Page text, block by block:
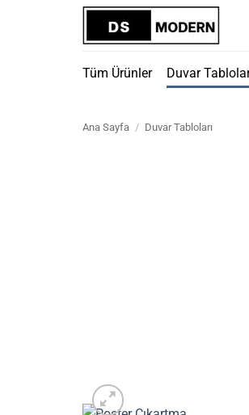
Tüm Ürünler Duvar
Ana Sayfa / Duvar Tabloları